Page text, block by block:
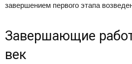
завершением первого этапа
Завершающие
век